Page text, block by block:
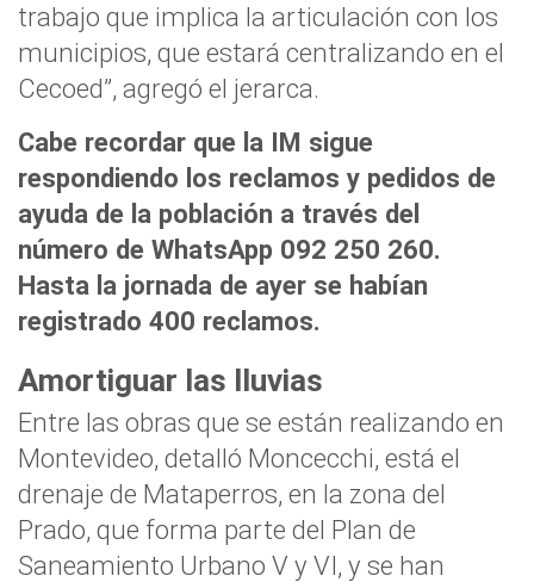
trabajo que implica la articulación con los
municipios, que estará centralizando en el
Cecoed”, agregó el jerarca.
Cabe recordar que la IM sigue
respondiendo los reclamos y pedidos de
ayuda de la población a través del
número de WhatsApp 092 250 260.
Hasta la jornada de ayer se habían
registrado 400 reclamos.
Amortiguar las lluvias
Entre las obras que se están realizando en
Montevideo, detalló Moncecchi, está el
drenaje de Mataperros, en la zona del
Prado, que forma parte del Plan de
Saneamiento Urbano V y VI, y se han